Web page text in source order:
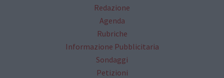
Redazione
Agenda
Rubriche
Informazione Pubblicitaria
Sondaggi
Petizioni